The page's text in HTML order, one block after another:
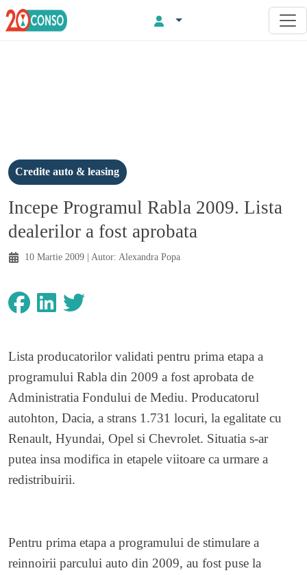
Credite auto & leasing
Incepe Programul Rabla 2009. Lista
dealerilor a fost aprobata
10 Martie 2009 | Autor: Alexandra Popa
Lista producatorilor validati pentru prima etapa a
programului Rabla din 2009 a fost aprobata de
Administratia Fondului de Mediu. Producatorul
autohton, Dacia, a strans 1.731 locuri, la egalitate cu
Renault, Hyundai, Opel si Chevrolet. Situatia s-ar
putea insa modifica in etapele viitoare ca urmare a
redistribuirii.
Pentru prima etapa a programului de stimulare a
reinnoirii parcului auto din 2009, au fost puse la